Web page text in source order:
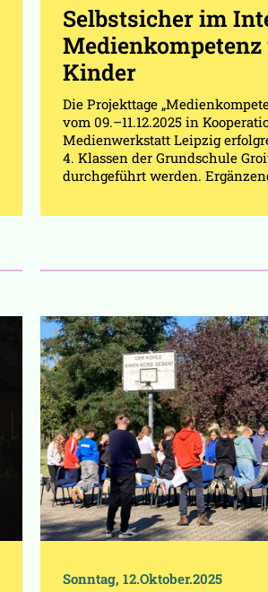
Selbstsicher im
Kinder
Die Projekttage
vom 09.–11.12.2025 in
Medienwerkstatt Leipzig
4. Klassen der Grundschule
durchgeführt werden.
Sonntag, 12.Oktober.2025